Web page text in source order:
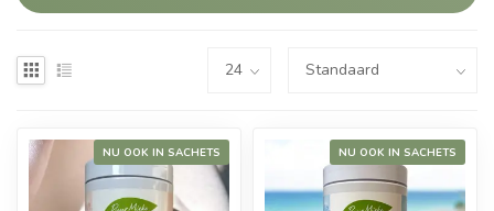
NU OOK IN SACHETS NU OOK IN SACHETS